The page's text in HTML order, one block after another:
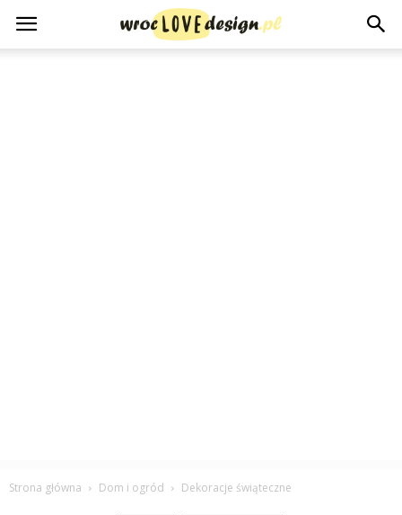
Strona główna Dom i ogród Dekoracje świąteczne